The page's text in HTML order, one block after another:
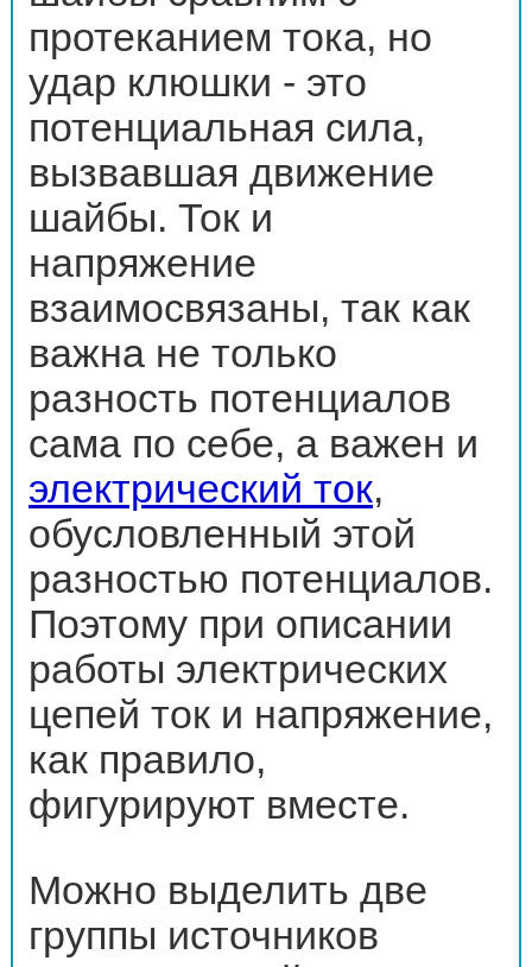
протеканием тока, но
удар клюшки - это
потенциальная сила,
вызвавшая движение
шайбы. Ток и
напряжение
взаимосвязаны, так как
важна не только
разность потенциалов
сама по себе, а важен и
электрический ток,
обусловленный этой
разностью потенциалов.
Поэтому при описании
работы электрических
цепей ток и напряжение,
как правило,
фигурируют вместе.
Можно выделить две
группы источников